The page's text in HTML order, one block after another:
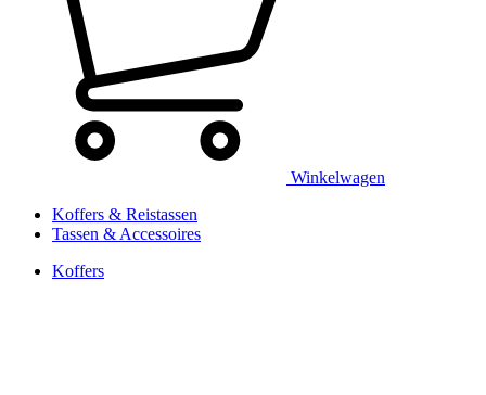
Winkelwagen
Koffers & Reistassen
Tassen & Accessoires
Koffers